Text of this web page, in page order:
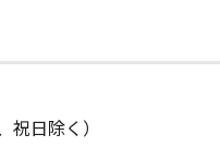
日除く）